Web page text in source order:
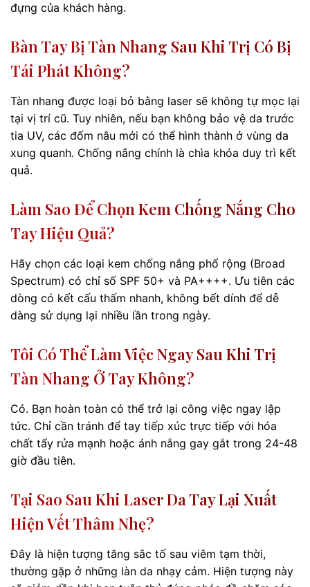
đựng của khách hàng.
Bàn Tay Bị Tàn Nhang Sau Khi Trị Có Bị
Tái Phát Không?
Tàn nhang được loại bỏ bằng laser sẽ không tự mọc lại
tại vị trí cũ. Tuy nhiên, nếu bạn không bảo vệ da trước
tia UV, các đốm nâu mới có thể hình thành ở vùng da
xung quanh. Chống nắng chính là chìa khóa duy trì kết
quả.
Làm Sao Để Chọn Kem Chống Nắng Cho
Tay Hiệu Quả?
Hãy chọn các loại kem chống nắng phổ rộng (Broad
Spectrum) có chỉ số SPF 50+ và PA++++. Ưu tiên các
dòng có kết cấu thấm nhanh, không bết dính để dễ
dàng sử dụng lại nhiều lần trong ngày.
Tôi Có Thể Làm Việc Ngay Sau Khi Trị
Tàn Nhang Ở Tay Không?
Có. Bạn hoàn toàn có thể trở lại công việc ngay lập
tức. Chỉ cần tránh để tay tiếp xúc trực tiếp với hóa
chất tẩy rửa mạnh hoặc ánh nắng gay gắt trong 24-48
giờ đầu tiên.
Tại Sao Sau Khi Laser Da Tay Lại Xuất
Hiện Vết Thâm Nhẹ?
Đây là hiện tượng tăng sắc tố sau viêm tạm thời,
thường gặp ở những làn da nhạy cảm. Hiện tượng này